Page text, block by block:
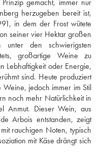
gemacht, immer nur
herzugeben bereit ist,
in dem der Frost wütete
seiner vier Hektar großen
unter den schwierigsten
großartige Weine zu
Lebhaftigkeit oder Energie,
sind. Heute produziert
jedoch immer im Stil
noch mehr Natürlichkeit in
Anmut. Dieser Wein, aus
Arbois entstanden, zeigt
rauchigen Noten, typisch
mit Käse drängt sich